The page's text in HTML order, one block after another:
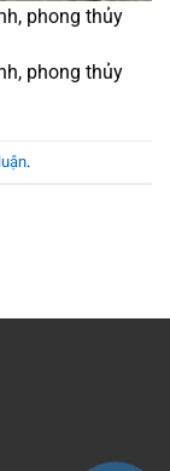
phong thủy
phong thủy
.